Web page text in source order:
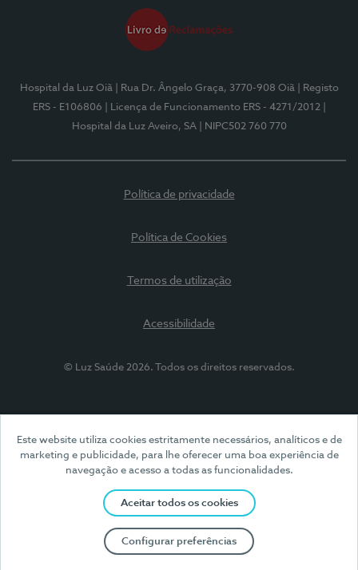
Este website utiliza cookies estritamente necessários, analíticos e de
marketing e publicidade, para lhe oferecer uma boa experiência de
navegação e acesso a todas as funcionalidades.
Aceitar todos os cookies
Configurar preferências
Hospital da Luz Oiã | Rua Dr. Ângelo Graça, 3770-908 Oiã
| Registo
ERS - E106806
| Licença de Funcionamento ERS - 4271/2012
Hospital da Luz Aveiro, SA
| NIPC502 760 770
Política de privacidade
Política de Cookies
Termos de utilização
Acessibilidade
© Luz Saúde 2026. Todos os direitos reservados.